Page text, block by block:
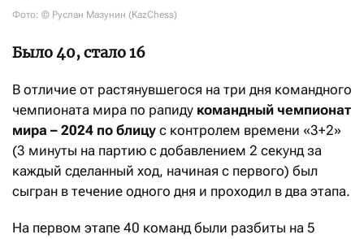
Фото: © Руслан Мазунин (KazChess)
Было 40, стало 16
В отличие от растянувшегося на три дня командного
чемпионата мира по рапиду командный чемпионат
мира – 2024 по блицу с контролем времени «3+2»
(3 минуты на партию с добавлением 2 секунд за
каждый сделанный ход, начиная с первого) был
сыгран в течение одного дня и проходил в два этапа.
На первом этапе 40 команд были разбиты на 5